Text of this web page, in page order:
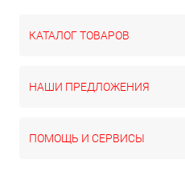
КАТАЛОГ ТОВАРОВ
НАШИ ПРЕДЛОЖЕНИЯ
ПОМОЩЬ И СЕРВИСЫ